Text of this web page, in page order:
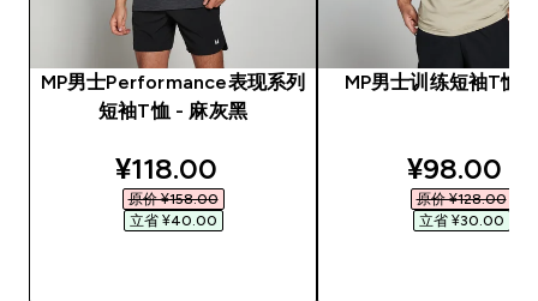
MP男士Performance表现系列
短袖T恤 - 麻灰黑
discounted price
¥118.00‎
原价 ¥158.00‎
立省 ¥40.00‎
MP男士训练短袖T恤
¥98.00‎
原价 ¥128.00‎
立省 ¥30.00‎